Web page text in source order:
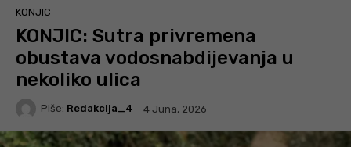
KONJIC
KONJIC: Sutra privremena
obustava vodosnabdijevanja u
nekoliko ulica
Piše: Redakcija_4 4 Juna, 2026